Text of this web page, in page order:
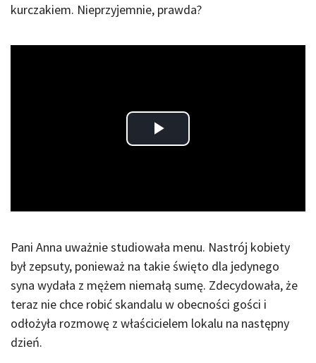
kurczakiem. Nieprzyjemnie, prawda?
Play
Pani Anna uważnie studiowała menu. Nastrój kobiety
był zepsuty, ponieważ na takie święto dla jedynego
syna wydała z mężem niemałą sumę. Zdecydowała, że
teraz nie chce robić skandalu w obecności gości i
odłożyła rozmowę z właścicielem lokalu na następny
dzień.